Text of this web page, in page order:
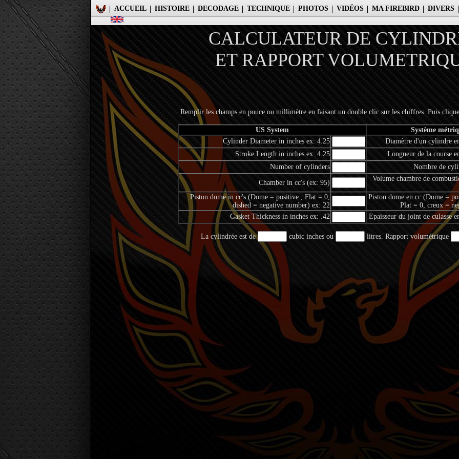
ACCUEIL HISTOIRE DECODAGE TECHNIQUE PHOTOS VIDÉOS MA FIREBIRD DIVERS
CALCULATEUR DE
ET RAPPORT
Remplir les champs en pouce ou millimètre en faisant un double clic sur les chiffres. Puis
US System
Système
Cylinder Diameter in inches ex: 4.25
Diamètre d'un cylindre
Stroke Length in inches ex: 4.25
Longueur de la course
Number of cylinders
Nombre de
Chamber in cc's (ex: 95)
Volume chambre de
Piston dome in cc's (Dome = positive , Flat = 0,
dished = negative number) ex: 22
Piston dome en cc (Dome =
Plat = 0, creux =
Gasket Thickness in inches ex: .42
Epaisseur du joint de culasse
La cylindrée est de cubic inches ou litres. Rapport volumétrique